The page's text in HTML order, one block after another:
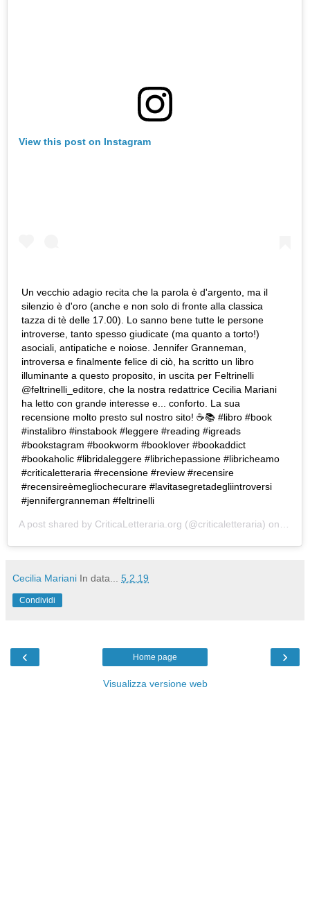
View this post on Instagram
Un vecchio adagio recita che la parola è d'argento, ma il
silenzio è d'oro (anche e non solo di fronte alla classica
tazza di tè delle 17.00). Lo sanno bene tutte le persone
introverse, tanto spesso giudicate (ma quanto a torto!)
asociali, antipatiche e noiose. Jennifer Granneman,
introversa e finalmente felice di ciò, ha scritto un libro
illuminante a questo proposito, in uscita per Feltrinelli
@feltrinelli_editore, che la nostra redattrice Cecilia Mariani
ha letto con grande interesse e... conforto. La sua
recensione molto presto sul nostro sito! ☕📚 #libro #book
#instalibro #instabook #leggere #reading #igreads
#bookstagram #bookworm #booklover #bookaddict
#bookaholic #libridaleggere #librichepassione #libricheamo
#criticaletteraria #recensione #review #recensire
#recensireèmegliochecurare #lavitasegretadegliintroversi
#jennifergranneman #feltrinelli
A post shared by CriticaLetteraria.org (@criticaletteraria) on
Cecilia Mariani In data... 5.2.19
Condividi
‹ ›
Home page
Visualizza versione web